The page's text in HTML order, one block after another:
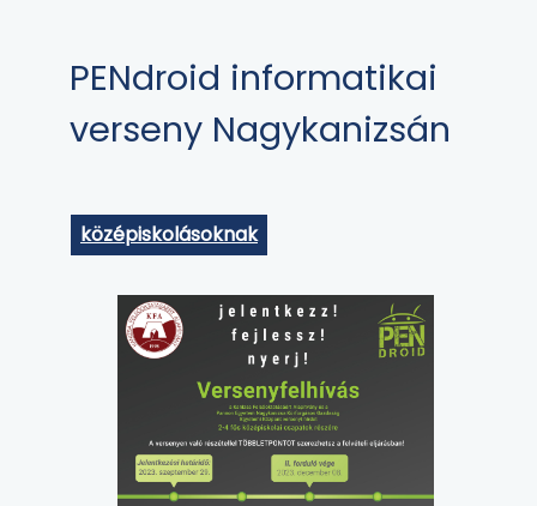
PENdroid informatikai
verseny Nagykanizsán
középiskolásoknak